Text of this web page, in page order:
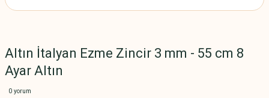
Altın İtalyan Ezme Zincir 3 mm - 55 cm 8
Ayar Altın
0 yorum